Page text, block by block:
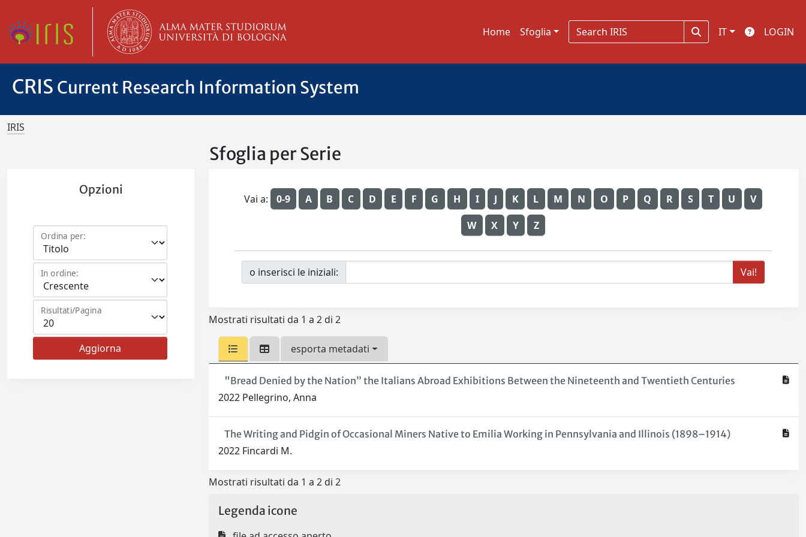
Home Sfoglia IT LOGIN
CRIS Current Research Information System
IRIS
Sfoglia per Serie
Opzioni
Ordina per:
In ordine:
Risultati/Pagina
Vai a: 0-9 A B C D E F G H I J K L M N O P Q R S T U V
W X Y Z
o inserisci le iniziali:
Mostrati risultati da 1 a 2 di 2
esporta metadati
"Bread Denied by the Nation” the Italians Abroad Exhibitions Between the Nineteenth and Twentieth Centuries
2022 Pellegrino, Anna
The Writing and Pidgin of Occasional Miners Native to Emilia Working in Pennsylvania and Illinois (1898–1914)
2022 Fincardi M.
Mostrati risultati da 1 a 2 di 2
Legenda icone